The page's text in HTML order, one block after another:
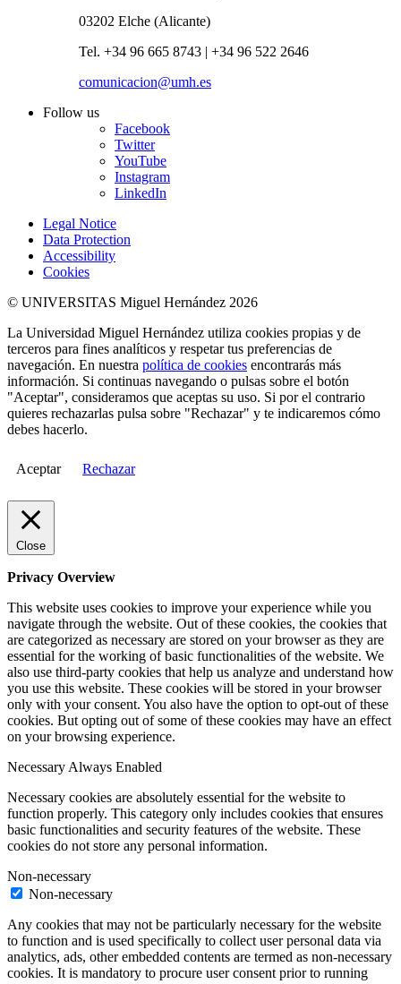
03202 Elche (Alicante)
Tel. +34 96 665 8743 | +34 96 522 2646
comunicacion@umh.es
Follow us
Facebook
Twitter
YouTube
Instagram
LinkedIn
Legal Notice
Data Protection
Accessibility
Cookies
© UNIVERSITAS Miguel Hernández 2026
La Universidad Miguel Hernández utiliza cookies propias y de
terceros para fines analíticos y respetar tus preferencias de
navegación. En nuestra política de cookies encontrarás más
información. Si continuas navegando o pulsas sobre el botón
"Aceptar", consideramos que aceptas su uso. Si por el contrario
quieres rechazarlas pulsa sobre "Rechazar" y te indicaremos cómo
debes hacerlo.
Aceptar Rechazar
Close
Privacy Overview
This website uses cookies to improve your experience while you
navigate through the website. Out of these cookies, the cookies that
are categorized as necessary are stored on your browser as they are
essential for the working of basic functionalities of the website. We
also use third-party cookies that help us analyze and understand how
you use this website. These cookies will be stored in your browser
only with your consent. You also have the option to opt-out of these
cookies. But opting out of some of these cookies may have an effect
on your browsing experience.
NecessaryAlways Enabled
Necessary cookies are absolutely essential for the website to
function properly. This category only includes cookies that ensures
basic functionalities and security features of the website. These
cookies do not store any personal information.
Non-necessary
Non-necessary
Any cookies that may not be particularly necessary for the website
to function and is used specifically to collect user personal data via
analytics, ads, other embedded contents are termed as non-necessary
cookies. It is mandatory to procure user consent prior to running